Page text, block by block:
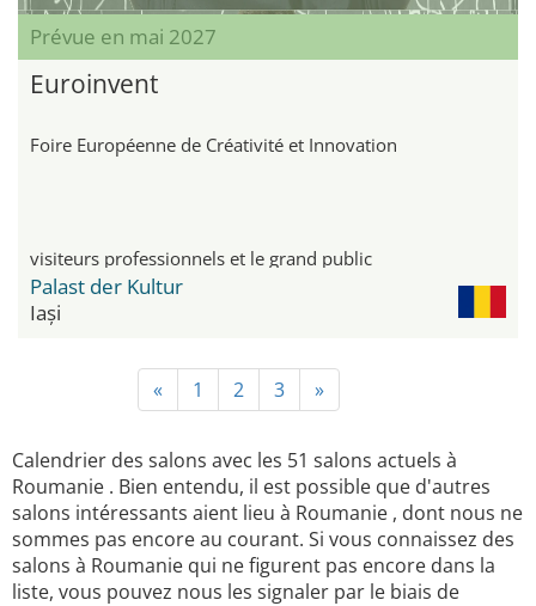
Prévue en mai 2027
Euroinvent
Foire Européenne de Créativité et Innovation
visiteurs professionnels et le grand public
Palast der Kultur
Iași
« 1 2 3 »
Calendrier des salons avec les 51 salons actuels à
Roumanie . Bien entendu, il est possible que d'autres
salons intéressants aient lieu à Roumanie , dont nous ne
sommes pas encore au courant. Si vous connaissez des
salons à Roumanie qui ne figurent pas encore dans la
liste, vous pouvez nous les signaler par le biais de